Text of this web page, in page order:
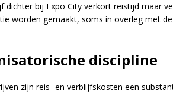
dichter bij Expo City verkort reistijd maar
worden gemaakt, soms in overleg met
discipline
zijn reis- en verblijfskosten een